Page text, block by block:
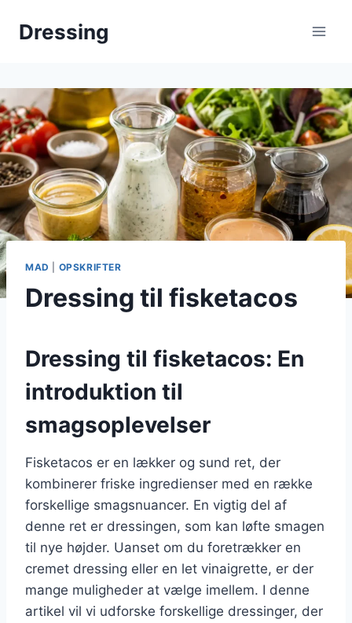
Dressing
MAD OPSKRIFTER
Dressing til fisketacos
Dressing til fisketacos: En
introduktion til
smagsoplevelser
Fisketacos er en lækker og sund ret, der
kombinerer friske ingredienser med en række
forskellige smagsnuancer. En vigtig del af
denne ret er dressingen, som kan løfte smagen
til nye højder. Uanset om du foretrækker en
cremet dressing eller en let vinaigrette, er der
mange muligheder at vælge imellem. I denne
artikel vil vi udforske forskellige dressinger, der